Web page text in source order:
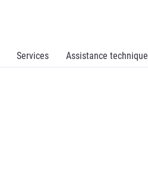
Services Assistance technique